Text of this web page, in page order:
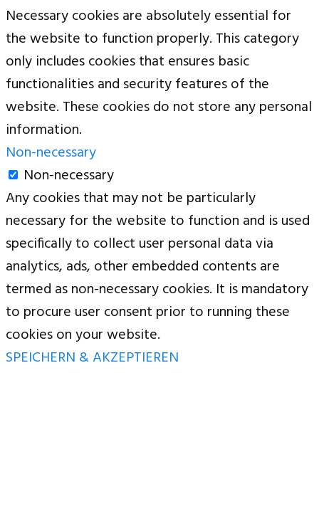
Necessary cookies are absolutely essential for
the website to function properly. This category
only includes cookies that ensures basic
functionalities and security features of the
website. These cookies do not store any personal
information.
Non-necessary
Non-necessary
Any cookies that may not be particularly
necessary for the website to function and is used
specifically to collect user personal data via
analytics, ads, other embedded contents are
termed as non-necessary cookies. It is mandatory
to procure user consent prior to running these
cookies on your website.
SPEICHERN & AKZEPTIEREN